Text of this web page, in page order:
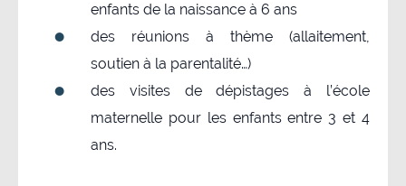
enfants de la naissance à 6 ans
des réunions à thème (allaitement,
soutien à la parentalité…)
des visites de dépistages à l’école
maternelle pour les enfants entre 3 et 4
ans.